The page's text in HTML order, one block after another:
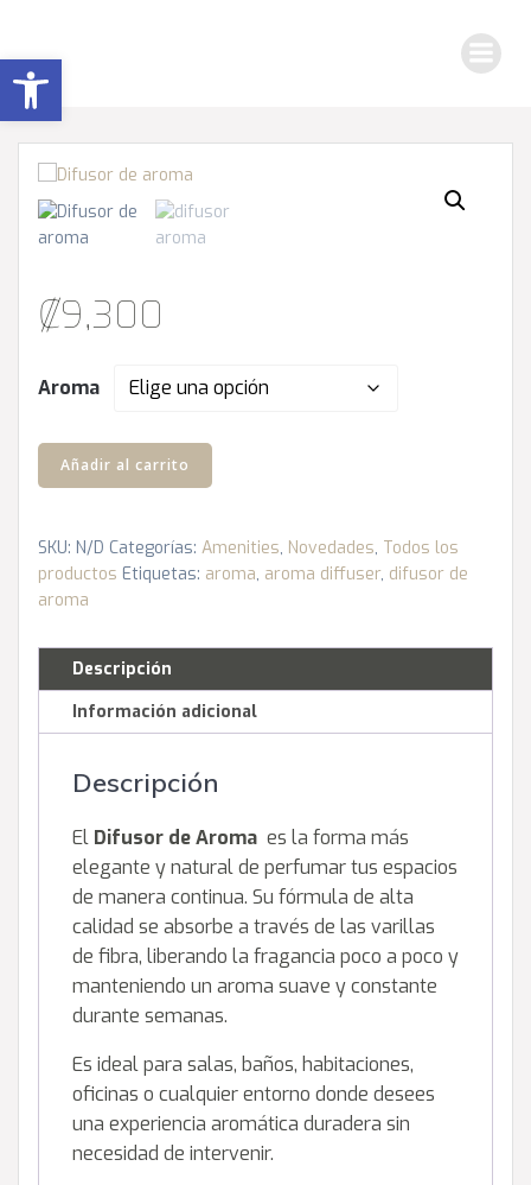
Abrir barra de herramientas
contenido
₡9,300
Aroma
Difusor
de
cantidad
Añadir al carrito
SKU: N/D Categorías: Amenities, Novedades, Todos los
productos Etiquetas: aroma, aroma diffuser, difusor de
aroma
Descripción
Información adicional
Descripción
El Difusor de Aroma es la forma más
elegante y natural de perfumar tus espacios
de manera continua. Su fórmula de alta
calidad se absorbe a través de las varillas
de fibra, liberando la fragancia poco a poco y
manteniendo un aroma suave y constante
durante semanas.
Es ideal para salas, baños, habitaciones,
oficinas o cualquier entorno donde desees
una experiencia aromática duradera sin
necesidad de intervenir.